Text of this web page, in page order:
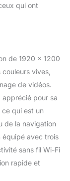
pour le
une
de
avec
x 1200
et un
un
La
de
qui ont
de 1920 x 1200
vives,
de vidéos.
apprécié pour sa
qui est un
de la navigation
équipé avec trois
sans fil Wi-Fi
rapide et